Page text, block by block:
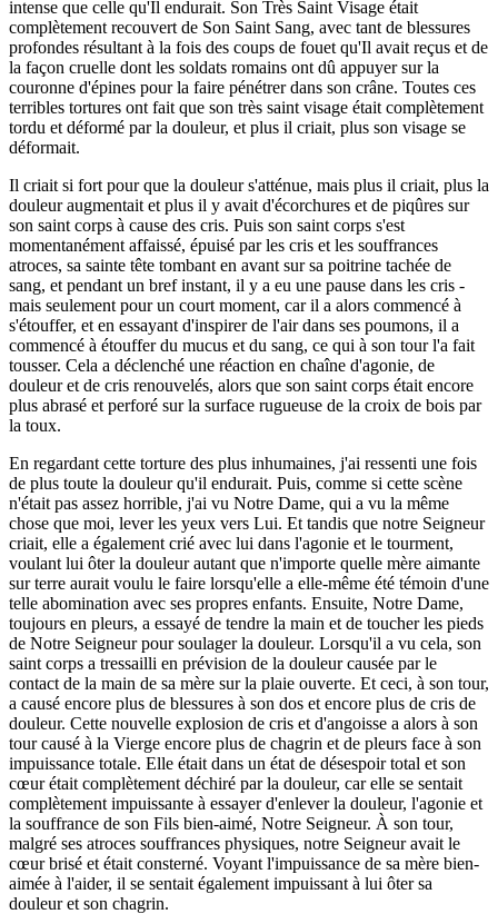
intense que celle qu'Il endurait. Son Très Saint Visage était
complètement recouvert de Son Saint Sang, avec tant de blessures
profondes résultant à la fois des coups de fouet qu'Il avait reçus et de
la façon cruelle dont les soldats romains ont dû appuyer sur la
couronne d'épines pour la faire pénétrer dans son crâne. Toutes ces
terribles tortures ont fait que son très saint visage était complètement
tordu et déformé par la douleur, et plus il criait, plus son visage se
déformait.
Il criait si fort pour que la douleur s'atténue, mais plus il criait, plus la
douleur augmentait et plus il y avait d'écorchures et de piqûres sur
son saint corps à cause des cris. Puis son saint corps s'est
momentanément affaissé, épuisé par les cris et les souffrances
atroces, sa sainte tête tombant en avant sur sa poitrine tachée de
sang, et pendant un bref instant, il y a eu une pause dans les cris -
mais seulement pour un court moment, car il a alors commencé à
s'étouffer, et en essayant d'inspirer de l'air dans ses poumons, il a
commencé à étouffer du mucus et du sang, ce qui à son tour l'a fait
tousser. Cela a déclenché une réaction en chaîne d'agonie, de
douleur et de cris renouvelés, alors que son saint corps était encore
plus abrasé et perforé sur la surface rugueuse de la croix de bois par
la toux.
En regardant cette torture des plus inhumaines, j'ai ressenti une fois
de plus toute la douleur qu'il endurait. Puis, comme si cette scène
n'était pas assez horrible, j'ai vu Notre Dame, qui a vu la même
chose que moi, lever les yeux vers Lui. Et tandis que notre Seigneur
criait, elle a également crié avec lui dans l'agonie et le tourment,
voulant lui ôter la douleur autant que n'importe quelle mère aimante
sur terre aurait voulu le faire lorsqu'elle a elle-même été témoin d'une
telle abomination avec ses propres enfants. Ensuite, Notre Dame,
toujours en pleurs, a essayé de tendre la main et de toucher les pieds
de Notre Seigneur pour soulager la douleur. Lorsqu'il a vu cela, son
saint corps a tressailli en prévision de la douleur causée par le
contact de la main de sa mère sur la plaie ouverte. Et ceci, à son tour,
a causé encore plus de blessures à son dos et encore plus de cris de
douleur. Cette nouvelle explosion de cris et d'angoisse a alors à son
tour causé à la Vierge encore plus de chagrin et de pleurs face à son
impuissance totale. Elle était dans un état de désespoir total et son
cœur était complètement déchiré par la douleur, car elle se sentait
complètement impuissante à essayer d'enlever la douleur, l'agonie et
la souffrance de son Fils bien-aimé, Notre Seigneur. À son tour,
malgré ses atroces souffrances physiques, notre Seigneur avait le
cœur brisé et était consterné. Voyant l'impuissance de sa mère bien-
aimée à l'aider, il se sentait également impuissant à lui ôter sa
douleur et son chagrin.